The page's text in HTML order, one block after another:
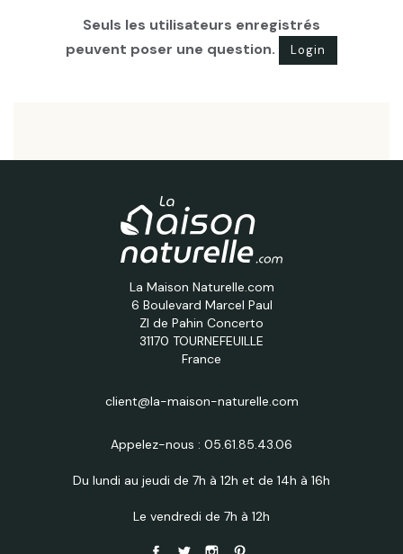
Seuls les utilisateurs enregistrés
peuvent poser une question.
Login
La Maison Naturelle.com
6 Boulevard Marcel Paul
ZI de Pahin Concerto
31170 TOURNEFEUILLE
France
client@la-maison-naturelle.com
Appelez-nous : 05.61.85.43.06
Du lundi au jeudi de 7h à 12h et de 14h à 16h
Le vendredi de 7h à 12h